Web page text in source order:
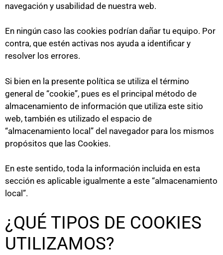
navegación y usabilidad de nuestra web.
En ningún caso las cookies podrían dañar tu equipo. Por
contra, que estén activas nos ayuda a identificar y
resolver los errores.
Si bien en la presente política se utiliza el término
general de “cookie”, pues es el principal método de
almacenamiento de información que utiliza este sitio
web, también es utilizado el espacio de
“almacenamiento local” del navegador para los mismos
propósitos que las Cookies.
En este sentido, toda la información incluida en esta
sección es aplicable igualmente a este “almacenamiento
local”.
¿QUÉ TIPOS DE COOKIES
UTILIZAMOS?